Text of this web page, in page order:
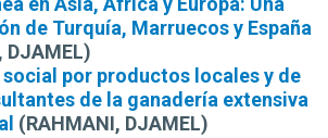
de Turquía, Marruecos y España
DJAMEL)
social por productos locales y de
de la ganadería extensiva
(RAHMANI, DJAMEL)